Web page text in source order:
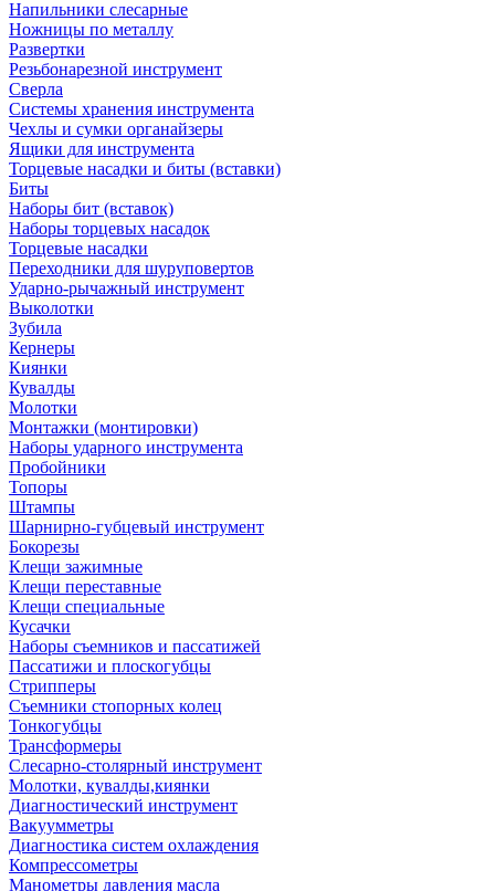
Напильники слесарные
Ножницы по металлу
Развертки
Резьбонарезной инструмент
Сверла
Системы хранения инструмента
Чехлы и сумки органайзеры
Ящики для инструмента
Торцевые насадки и биты (вставки)
Биты
Наборы бит (вставок)
Наборы торцевых насадок
Торцевые насадки
Переходники для шуруповертов
Ударно-рычажный инструмент
Выколотки
Зубила
Кернеры
Киянки
Кувалды
Молотки
Монтажки (монтировки)
Наборы ударного инструмента
Пробойники
Топоры
Штампы
Шарнирно-губцевый инструмент
Бокорезы
Клещи зажимные
Клещи переставные
Клещи специальные
Кусачки
Наборы съемников и пассатижей
Пассатижи и плоскогубцы
Стрипперы
Съемники стопорных колец
Тонкогубцы
Трансформеры
Слесарно-столярный инструмент
Молотки, кувалды,киянки
Диагностический инструмент
Вакуумметры
Диагностика систем охлаждения
Компрессометры
Манометры давления масла